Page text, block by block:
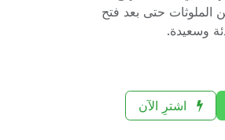
الملوثات حتى بعد فتح
وسعيدة.
اشترِ الآن